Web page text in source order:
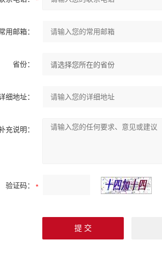
用邮箱：
省份：
细地址：
充说明：
验证码：